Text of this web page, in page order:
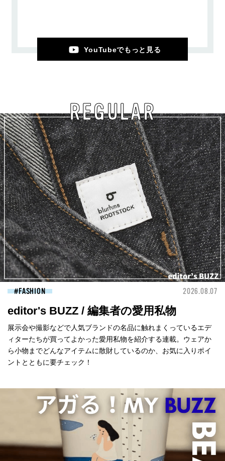
YouTubeでもっと見る
REGULAR
FASHION 2026.08.07
editor's BUZZ / 編集者の愛用私物
展示会や撮影などで人気ブランドの名品に触れまくっているエデ
ィターたちが買ってよかった愛用私物を紹介する連載。ウェアか
ら小物までどんなアイテムに散財しているのか、お気に入りポイ
ントとともに要チェック！